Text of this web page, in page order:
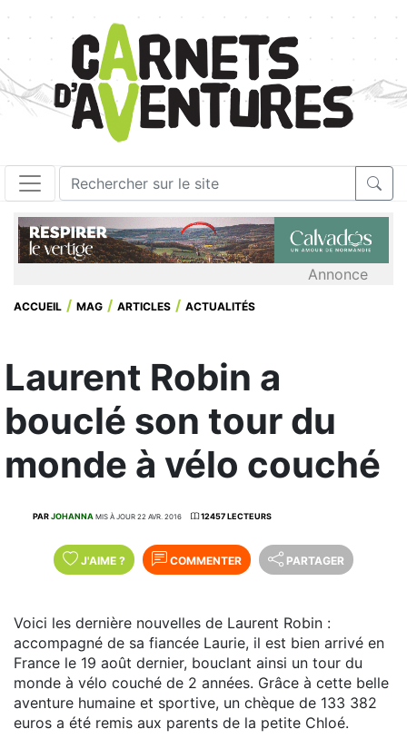
Annonce
ACCUEIL MAG ARTICLES ACTUALITÉS
Laurent Robin a
bouclé son tour du
monde à vélo couché
PARJOHANNA MIS À JOUR 22 AVR. 2016 12457 LECTEURS
J'AIME ? COMMENTER PARTAGER
Voici les dernière nouvelles de Laurent Robin :
accompagné de sa fiancée Laurie, il est bien arrivé en
France le 19 août dernier, bouclant ainsi un tour du
monde à vélo couché de 2 années. Grâce à cette belle
aventure humaine et sportive, un chèque de 133 382
euros a été remis aux parents de la petite Chloé.